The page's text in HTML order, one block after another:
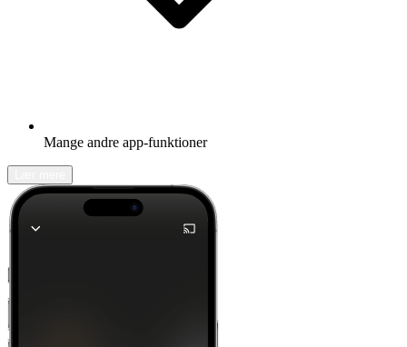
Mange andre app-funktioner